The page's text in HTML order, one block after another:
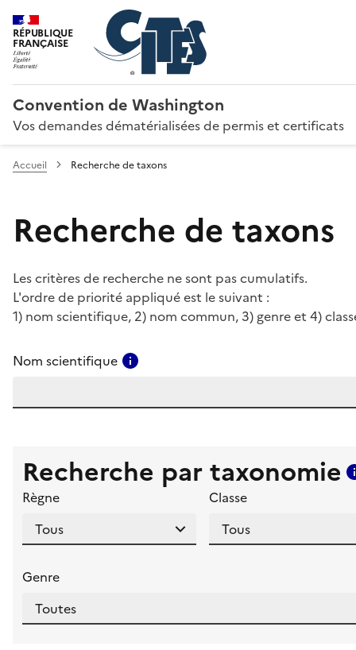
RÉPUBLIQUE
FRANÇAISE
Convention de Washington
Vos demandes dématérialisées de permis et certificats
Accueil Recherche de taxons
Recherche de taxons
Les critères de recherche ne sont pas cumulatifs.
L'ordre de priorité appliqué est le suivant :
1) nom scientifique, 2) nom commun, 3) genre et 4)
Nom scientifique
Recherche par taxonomie
Règne Classe
Genre